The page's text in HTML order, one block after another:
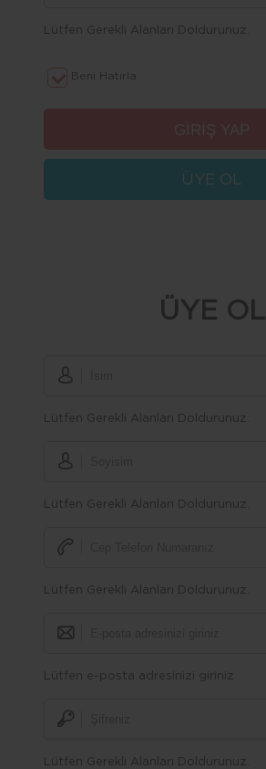
Lütfen Gerekli Alanları Doldurunuz.
Beni Hatırla
ÜYE OL
ÜYE OL
Lütfen Gerekli Alanları Doldurunuz.
Lütfen Gerekli Alanları Doldurunuz.
Lütfen Gerekli Alanları Doldurunuz.
Lütfen e-posta adresinizi giriniz
Lütfen Gerekli Alanları Doldurunuz.